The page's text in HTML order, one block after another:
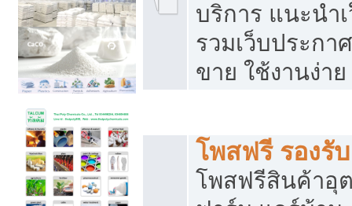
บริการ แนะนำ
รวมเว็บประกา
ขาย ใช้งานง่าย
โพสฟรี รองรั
โพสฟรีสินค้าอุ